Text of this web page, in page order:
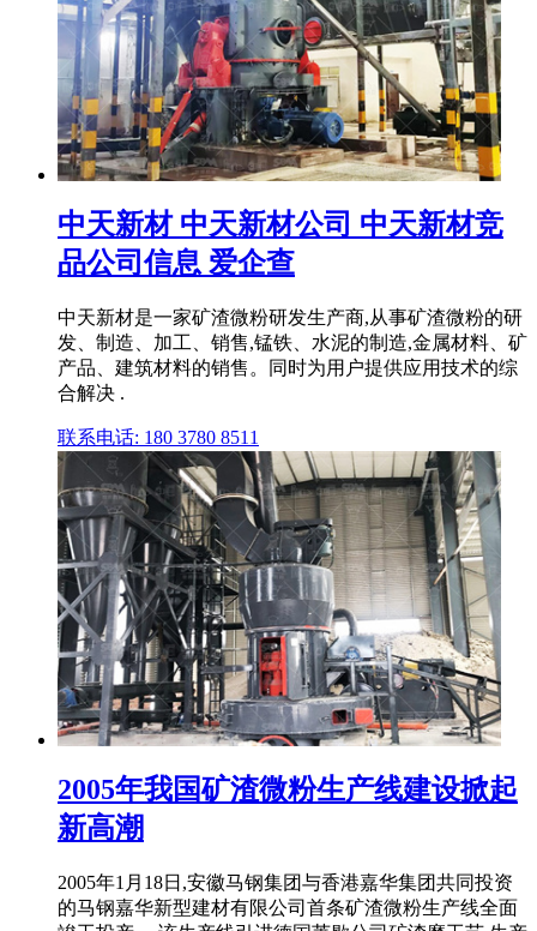
中天新材 中天新材公司 中天新材竞
品公司信息 爱企查
中天新材是一家矿渣微粉研发生产商,从事矿渣微粉的研
发、制造、加工、销售,锰铁、水泥的制造,金属材料、矿
产品、建筑材料的销售。同时为用户提供应用技术的综
合解决 .
联系电话: 180 3780 8511
2005年我国矿渣微粉生产线建设掀起
新高潮
2005年1月18日,安徽马钢集团与香港嘉华集团共同投资
的马钢嘉华新型建材有限公司首条矿渣微粉生产线全面